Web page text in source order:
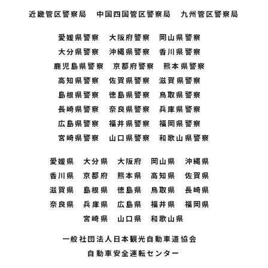
近畿管区警察局 中国四国管区警察局 九州管区警察局
愛媛県警察 大阪府警察 岡山県警察
大分県警察 沖縄県警察 香川県警察
鹿児島県警察 京都府警察 熊本県警察
高知県警察 佐賀県警察 滋賀県警察
島根県警察 徳島県警察 鳥取県警察
長崎県警察 奈良県警察 兵庫県警察
広島県警察 福井県警察福岡県警察
宮崎県警察 山口県警察 和歌山県警察
愛媛県 大分県 大阪府 岡山県 沖縄県
香川県 京都府 熊本県 高知県 佐賀県
滋賀県 島根県 徳島県 鳥取県 長崎県
奈良県 兵庫県 広島県 福井県 福岡県
宮崎県 山口県 和歌山県
一般社団法人日本観光自動車道協会
自動車安全運転センター